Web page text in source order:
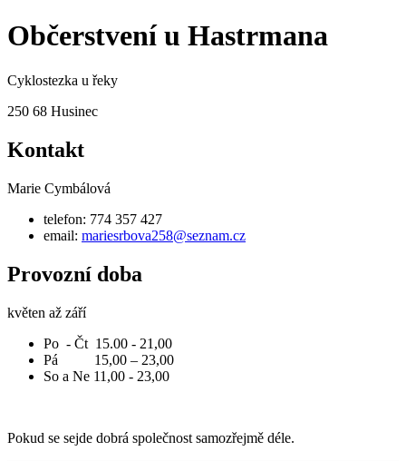
Občerstvení u Hastrmana
Cyklostezka u řeky
250 68 Husinec
Kontakt
Marie Cymbálová
telefon: 774 357 427
email: mariesrbova258@seznam.cz
Provozní doba
květen až září
Po - Čt 15.00 - 21,00
Pá 15,00 – 23,00
So a Ne 11,00 - 23,00
Pokud se sejde dobrá společnost samozřejmě déle.